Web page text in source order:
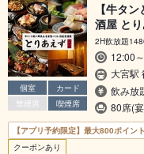
個室
カード
禁煙席
喫煙席
【牛タ
酒屋 と
2H飲放題
12:00
大宮駅
飲み放
80席(
【アプリ予約限定】最大800ポイン
クーポンあり